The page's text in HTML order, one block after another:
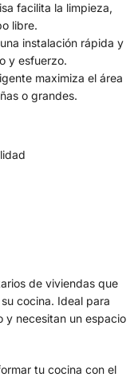
facilita la limpieza,
libre.
instalación rápida y
y esfuerzo.
maximiza el área
o grandes.
de viviendas que
cocina. Ideal para
y necesitan un espacio
tu cocina con el